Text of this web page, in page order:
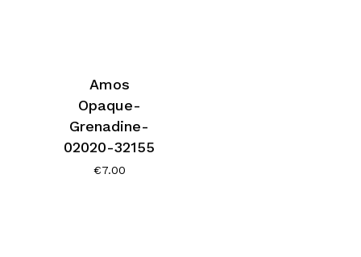
Amos
Opaque-
Grenadine-
02020-32155
€7.00